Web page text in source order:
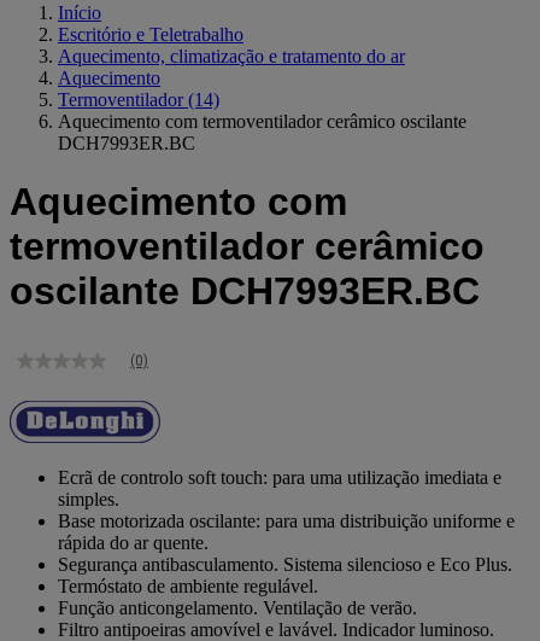
Início
Escritório e Teletrabalho
Aquecimento, climatização e tratamento do ar
Aquecimento
Termoventilador (14)
Aquecimento com termoventilador cerâmico oscilante
DCH7993ER.BC
Aquecimento com
termoventilador cerâmico
oscilante DCH7993ER.BC
Sem
de
classificação
Link
mesma
página.
(0)
Ecrã de controlo soft touch: para uma utilização imediata e
simples.
Base motorizada oscilante: para uma distribuição uniforme e
rápida do ar quente.
Segurança antibasculamento. Sistema silencioso e Eco Plus.
Termóstato de ambiente regulável.
Função anticongelamento. Ventilação de verão.
Filtro antipoeiras amovível e lavável. Indicador luminoso.